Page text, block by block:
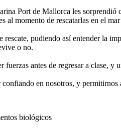
Port de Mallorca les
al momento de rescatarlas en el
pudiendo así entender la
o no.
antes de regresar a clase,
en nosotros, y permitirnos